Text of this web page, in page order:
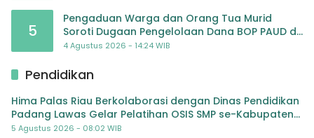
5
Pengaduan Warga dan Orang Tua Murid
Soroti Dugaan Pengelolaan Dana BOP PAUD di
TK Al-Ikhlas Tapanuli Selatan
4 Agustus 2026 - 14:24 WIB
Pendidikan
Hima Palas Riau Berkolaborasi dengan Dinas Pendidikan
Padang Lawas Gelar Pelatihan OSIS SMP se-Kabupaten
Padang Lawas
5 Agustus 2026 - 08:02 WIB